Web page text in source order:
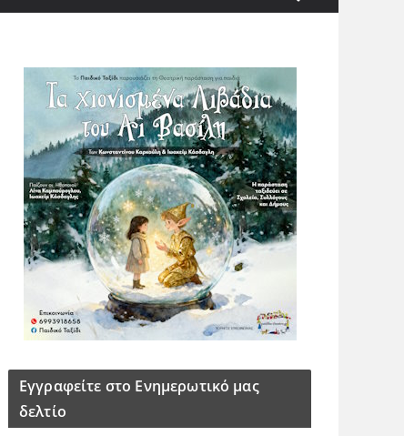
Εγγραφείτε στο Ενημερωτικό μας
δελτίο